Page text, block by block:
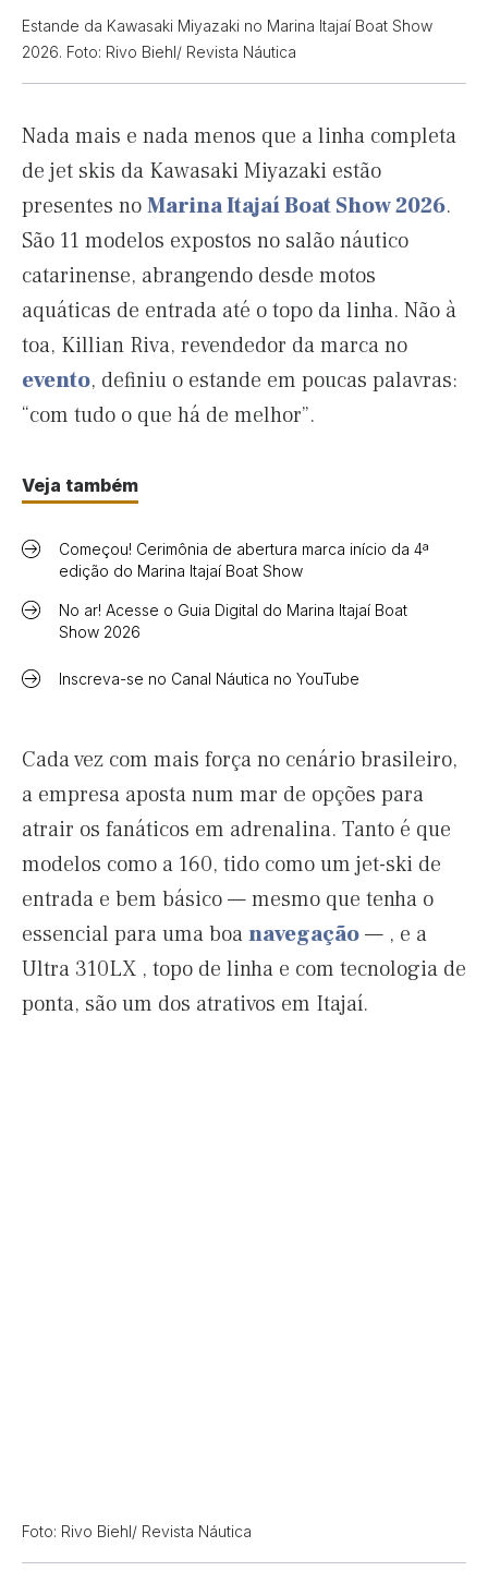
Estande da Kawasaki Miyazaki no Marina Itajaí Boat Show
2026. Foto: Rivo Biehl/ Revista Náutica
Nada mais e nada menos que a linha completa
de jet skis da Kawasaki Miyazaki estão
presentes noMarina Itajaí Boat Show 2026.
São 11 modelos expostos no salão náutico
catarinense, abrangendo desde motos
aquáticas de entrada até o topo da linha. Não à
toa, Killian Riva, revendedor da marca no
evento, definiu o estande em poucas palavras:
“com tudo o que há de melhor”.
Veja também
Começou! Cerimônia de abertura marca início da 4ª
edição do Marina Itajaí Boat Show
No ar! Acesse o Guia Digital do Marina Itajaí Boat
Show 2026
Inscreva-se no Canal Náutica no YouTube
Cada vez com mais força no cenário brasileiro,
a empresa aposta num mar de opções para
atrair os fanáticos em adrenalina. Tanto é que
modelos como a 160, tido como um jet-ski de
entrada e bem básico — mesmo que tenha o
essencial para uma boanavegação— , e a
Ultra 310LX , topo de linha e com tecnologia de
ponta, são um dos atrativos em Itajaí.
Foto: Rivo Biehl/ Revista Náutica